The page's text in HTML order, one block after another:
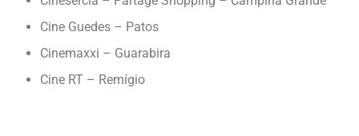
Cine Guedes – Patos
Cinemaxxi – Guarabira
Cine RT – Remígio